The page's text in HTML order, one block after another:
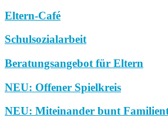
Eltern-Café
Schulsozialarbeit
Beratungsangebot für Eltern
NEU: Offener Spielkreis
NEU: Miteinander bunt